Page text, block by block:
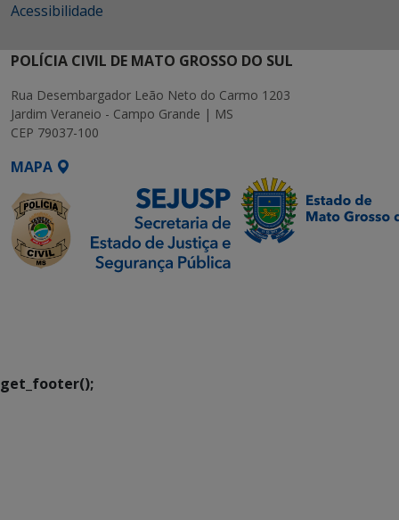
Acessibilidade
POLÍCIA CIVIL DE MATO GROSSO DO SUL
Rua Desembargador Leão Neto do Carmo 1203
Jardim Veraneio - Campo Grande | MS
CEP 79037-100
MAPA
get_footer();